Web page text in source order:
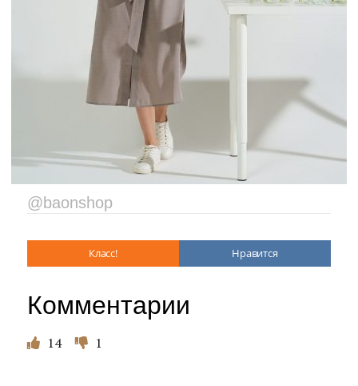
@baonshop
Класс! Нравится
Комментарии
14 1